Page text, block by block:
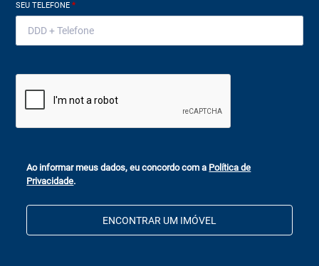
SEU TELEFONE*
Ao informar meus dados, eu concordo com a Política de
Privacidade.
ENCONTRAR UM IMÓVEL